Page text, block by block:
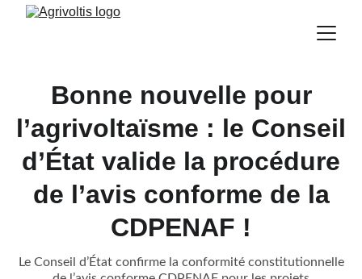
Bonne nouvelle pour
l’agrivoltaïsme : le Conseil
d’État valide la procédure
de l’avis conforme de la
CDPENAF !
Le Conseil d’État confirme la conformité constitutionnelle